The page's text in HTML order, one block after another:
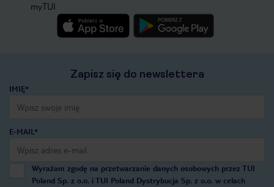
myTUI
Zapisz się do newslettera
IMIĘ*
E-MAIL*
Wyrażam zgodę na przetwarzanie danych osobowych przez TUI
Poland Sp. z o.o. i TUI Poland Dystrybucja Sp. z o.o. w celach